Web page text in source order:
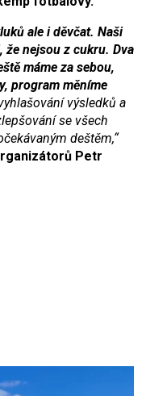
ale i děvčat. Naši
nejsou z cukru. Dva
máme za sebou,
program měníme
výsledků a
se všech
deštěm,“
Petr